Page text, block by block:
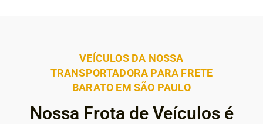
VEÍCULOS DA NOSSA
TRANSPORTADORA PARA FRETE
BARATO EM SÃO PAULO
Nossa Frota de Veículos é